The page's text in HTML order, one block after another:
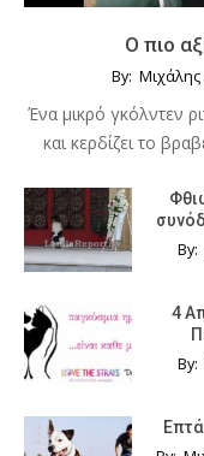
Ο πιο
By:
Ένα μικρό γκόλντεν
και κερδίζει το
By:
4
By: